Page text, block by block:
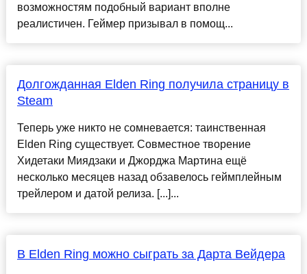
возможностям подобный вариант вполне
реалистичен. Геймер призывал в помощ...
Долгожданная Elden Ring получила страницу в
Steam
Теперь уже никто не сомневается: таинственная
Elden Ring существует. Совместное творение
Хидетаки Миядзаки и Джорджа Мартина ещё
несколько месяцев назад обзавелось геймплейным
трейлером и датой релиза. [...]...
В Elden Ring можно сыграть за Дарта Вейдера